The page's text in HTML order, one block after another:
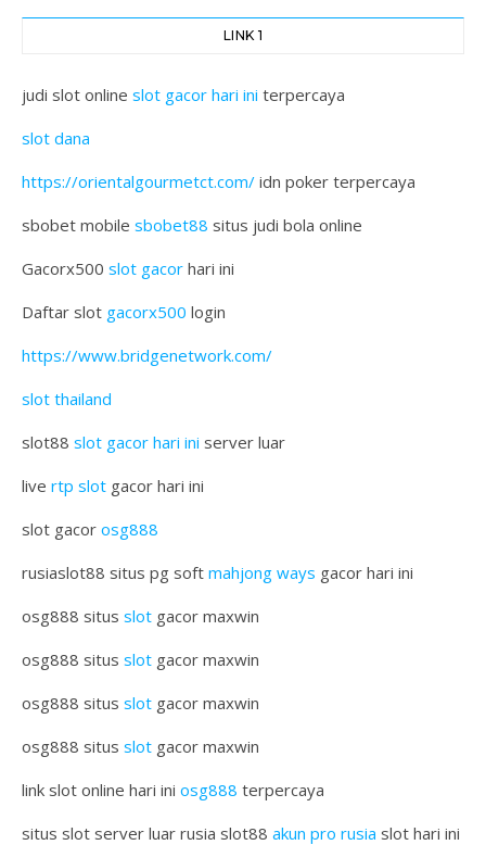
LINK 1
judi slot online slot gacor hari ini terpercaya
slot dana
https://orientalgourmetct.com/ idn poker terpercaya
sbobet mobile sbobet88 situs judi bola online
Gacorx500 slot gacor hari ini
Daftar slot gacorx500 login
https://www.bridgenetwork.com/
slot thailand
slot88 slot gacor hari ini server luar
live rtp slot gacor hari ini
slot gacor osg888
rusiaslot88 situs pg soft mahjong ways gacor hari ini
osg888 situs slot gacor maxwin
osg888 situs slot gacor maxwin
osg888 situs slot gacor maxwin
osg888 situs slot gacor maxwin
link slot online hari ini osg888 terpercaya
situs slot server luar rusia slot88 akun pro rusia slot hari ini